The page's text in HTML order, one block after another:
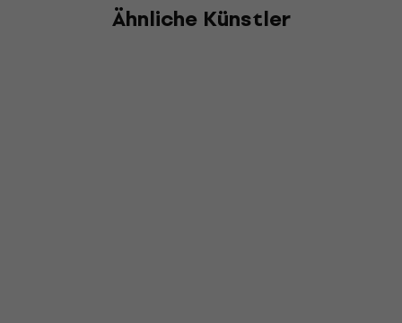
Ähnliche Künstler